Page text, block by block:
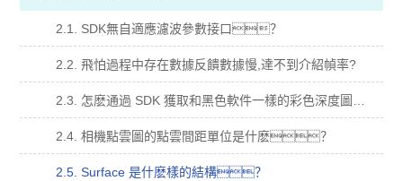
2.1. SDK無自適應濾波參數接口？
2.2. 飛怕過程中存在數據反饋數據慢,達不到介紹幀率?
2.4. 相機點雲圖的點雲間距單位是什麽？
2.5. Surface 是什麽樣的結構？